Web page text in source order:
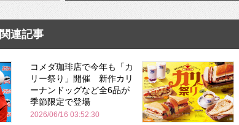
関連記事
コメダ珈琲店で今年も「カ
リー祭り」開催 新作カリ
ーナンドッグなど全6品が
季節限定で登場
2026/06/16 03:52:30